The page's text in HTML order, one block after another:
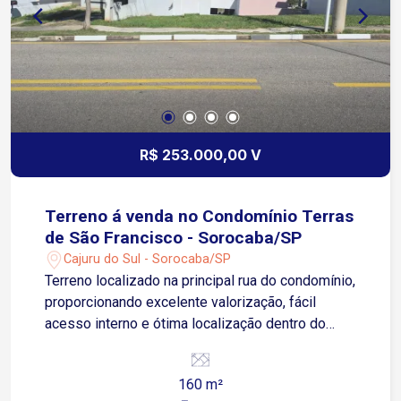
R$ 253.000,00 V
Terreno á venda no Condomínio Terras
de São Francisco - Sorocaba/SP
Cajuru do Sul - Sorocaba/SP
Terreno localizado na principal rua do condomínio,
proporcionando excelente valorização, fácil
acesso interno e ótima localização dentro do
de São Francisco: Condomínio fechado com
portaria e segurança 24 horas Infraestrutura
160 m²